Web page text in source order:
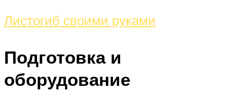
Листогиб своими руками
Подготовка и
оборудование